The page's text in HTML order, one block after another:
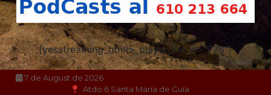
[yesstreaming_html5_player_lite id="778"]
7 de August de 2026
Atdo.6 Santa María de Guía